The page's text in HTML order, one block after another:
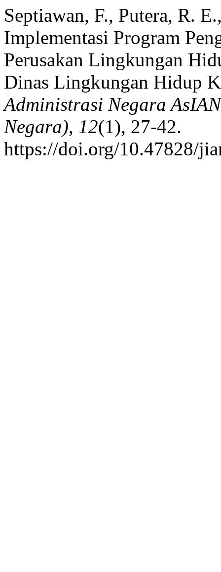
Septiawan, F., Putera, R.
Implementasi Program
Perusakan Lingkungan
Dinas Lingkungan Hidup
Administrasi Negara
Negara), 12(1), 27-42.
https://doi.org/10.47828/